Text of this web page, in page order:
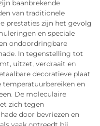
baanbrekende
van traditionele
prestaties zijn het gevolg
en speciale
ondoordringbare
In tegenstelling tot
uitzet, verdraait en
decoratieve plaat
temperatuurbereiken en
De moleculaire
zich tegen
door bevriezen en